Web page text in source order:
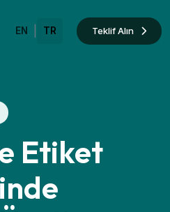
EN TR Teklif Alın
Etiket